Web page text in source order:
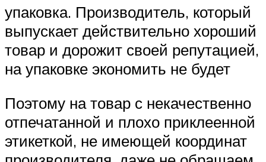
упаковка. Производитель, который
выпускает действительно хороший
товар и дорожит своей репутацией,
на упаковке экономить не будет
Поэтому на товар с некачественно
отпечатанной и плохо приклеенной
этикеткой, не имеющей координат